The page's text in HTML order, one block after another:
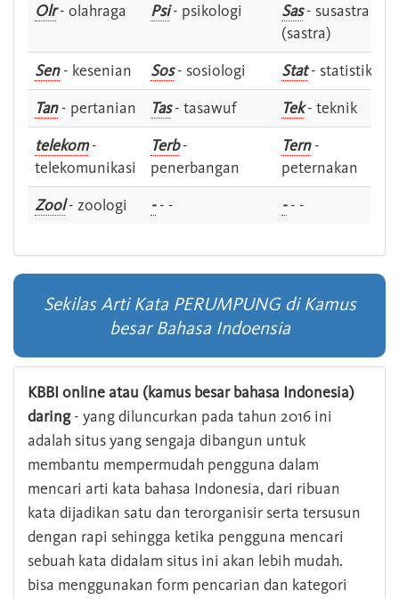
Olr- olahraga Psi- psikologi Sas- susastra -
(sastra)
Sen- kesenian Sos- sosiologi Stat- statistik
Tan- pertanian Tas- tasawuf Tek- teknik
telekom-
telekomunikasi
Terb-
penerbangan
Tern-
peternakan
Zool- zoologi -- - -- -
Sekilas Arti Kata PERUMPUNG di Kamus
besar Bahasa Indoensia
KBBI online atau (kamus besar bahasa Indonesia)
daring- yang diluncurkan pada tahun 2016 ini
adalah situs yang sengaja dibangun untuk
membantu mempermudah pengguna dalam
mencari arti kata bahasa Indonesia, dari ribuan
kata dijadikan satu dan terorganisir serta tersusun
dengan rapi sehingga ketika pengguna mencari
sebuah kata didalam situs ini akan lebih mudah.
bisa menggunakan form pencarian dan kategori